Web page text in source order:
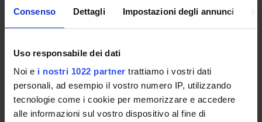
Consenso Dettagli Impostazioni degli annunci
Uso responsabile dei dati
Noi e i nostri 1022 partner trattiamo i vostri dati
personali, ad esempio il vostro numero IP, utilizzando
tecnologie come i cookie per memorizzare e accedere
alle informazioni sul vostro dispositivo al fine di
(libretto online, gestione della carriera Esse3, corsi e-
learning, email istituzionale, modulistica di segreteria,
procedure amministrative, ecc.).
potrai ricevere notifica di tutti gli avvisi dei tuoi docenti e
della tua segreteria via mail e anche tramite l'app Univr.
MYUNIVR